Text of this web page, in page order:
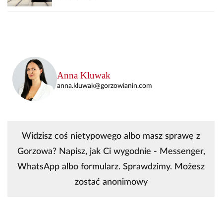
Anna Kluwak
anna.kluwak@gorzowianin.com
Widzisz coś nietypowego albo masz sprawę z
Gorzowa? Napisz, jak Ci wygodnie - Messenger,
WhatsApp albo formularz. Sprawdzimy. Możesz
zostać anonimowy